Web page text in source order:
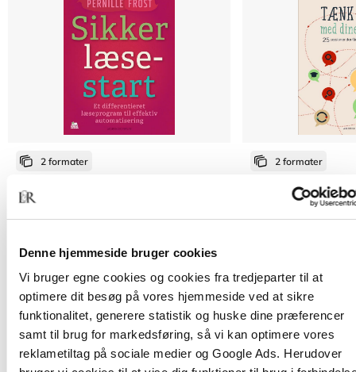
Denne hjemmeside bruger cookies
Vi bruger egne cookies og cookies fra tredjeparter til at
optimere dit besøg på vores hjemmeside ved at sikre
funktionalitet, generere statistik og huske dine præferencer
samt til brug for markedsføring, så vi kan optimere vores
reklametiltag på sociale medier og Google Ads. Herudover
2 formater
Sikker læsestart
Fra
309,95 KR.
2 formater
TÆNK HØJT med
Fra
309,95 KR.